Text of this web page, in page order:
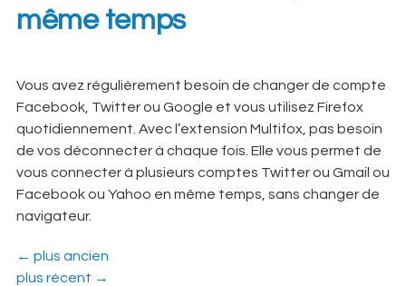
même temps
Vous avez régulièrement besoin de changer de compte
Facebook, Twitter ou Google et vous utilisez Firefox
quotidiennement. Avec l’extension Multifox, pas besoin
de vos déconnecter à chaque fois. Elle vous permet de
vous connecter à plusieurs comptes Twitter ou Gmail ou
Facebook ou Yahoo en même temps, sans changer de
navigateur.
← plus ancien
plus récent →